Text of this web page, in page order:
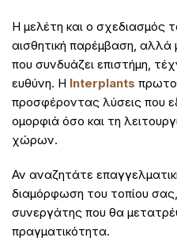
Η μελέτη και ο σχεδιασμός
αισθητική παρέμβαση, αλλά
που συνδυάζει επιστήμη,
ευθύνη. Η Interplants
προσφέροντας λύσεις που
ομορφιά όσο και τη
χώρων.
Αν αναζητάτε
διαμόρφωση του τοπίου σας,
συνεργάτης που θα
πραγματικότητα.